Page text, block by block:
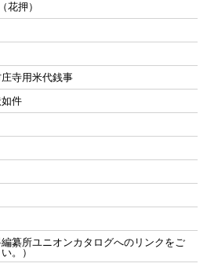
花押）
寺用米代銭事
件
編纂所ユニオンカタログへのリンクをご
。）